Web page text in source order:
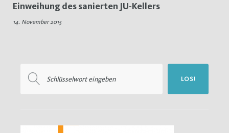
Einweihung des sanierten JU-Kellers
14. November 2015
nach:
LOS!